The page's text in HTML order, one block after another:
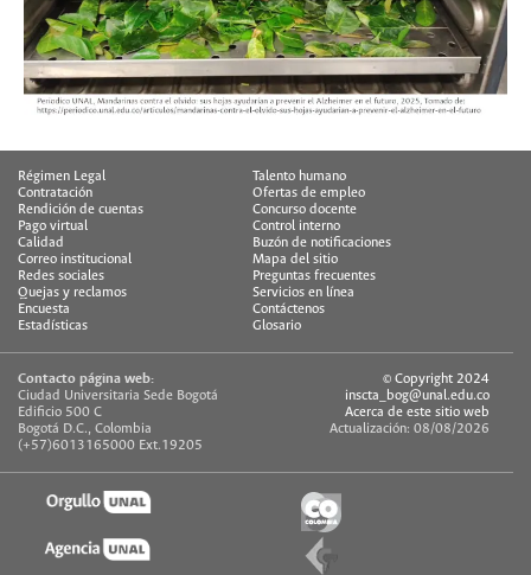
Régimen Legal
Talento humano
Contratación
Ofertas de empleo
Rendición de cuentas
Concurso docente
Pago virtual
Control interno
Calidad
Buzón de notificaciones
Correo institucional
Mapa del sitio
Redes sociales
Preguntas frecuentes
Quejas y reclamos
Servicios en línea
Encuesta
Contáctenos
Estadísticas
Glosario
Contacto página web:
Ciudad Universitaria Sede Bogotá
Edificio 500 C
Bogotá D.C., Colombia
(+57)6013165000 Ext.19205
© Copyright 2024
inscta_bog@unal.edu.co
Acerca de este sitio web
Actualización: 08/08/2026